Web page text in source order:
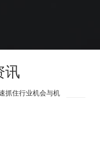
讯
抓住行业机会与机